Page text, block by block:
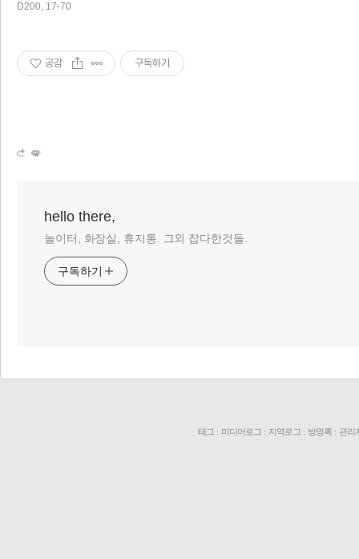
D200, 17-70
공감 구독하기
hello there,
놀이터, 화장실, 휴지통. 그외 잡다한것들.
구독하기
태그 : 미디어로그 : 지역로그 : 방명록 : 관리